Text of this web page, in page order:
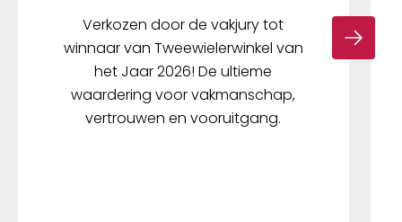
Verkozen door de vakjury tot
winnaar van Tweewielerwinkel van
het Jaar 2026! De ultieme
waardering voor vakmanschap,
vertrouwen en vooruitgang.